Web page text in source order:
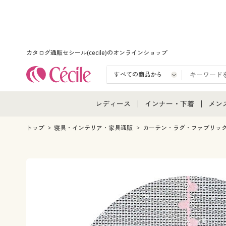
カタログ通販セシール(cecile)のオンラインショップ
レディース
レディース通販すべて
インナー・下着
インナー・下着通販すべ
メンズ下着
ジュニア・ティーンズ下
メン
メン
メン
トップ 寝具・インテリア・家具通販 カーテン・ラグ・ファブリッ